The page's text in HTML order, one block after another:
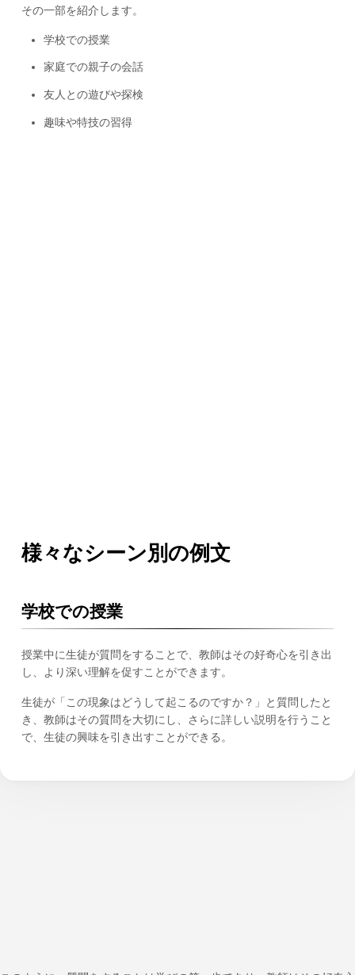
その一部を紹介します。
学校での授業
家庭での親子の会話
友人との遊びや探検
趣味や特技の習得
様々なシーン別の例文
学校での授業
授業中に生徒が質問をすることで、教師はその好奇心を引き出
し、より深い理解を促すことができます。
生徒が「この現象はどうして起こるのですか？」と質問したと
き、教師はその質問を大切にし、さらに詳しい説明を行うこと
で、生徒の興味を引き出すことができる。